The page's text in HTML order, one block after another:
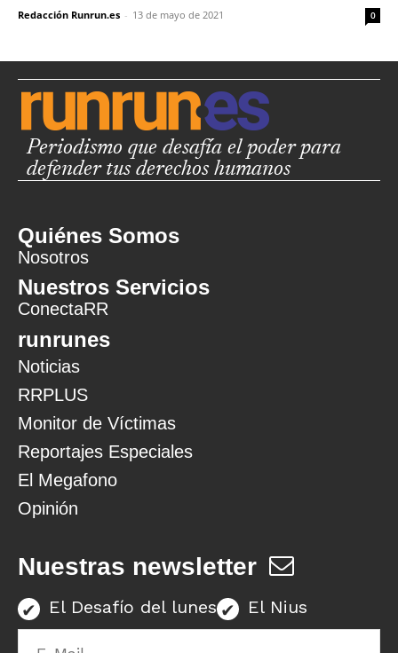
Redacción Runrun.es - 13 de mayo de 2021 0
Periodismo que desafía el poder para
defender tus derechos humanos
Quiénes Somos
Nosotros
Nuestros Servicios
ConectaRR
runrunes
Noticias
RRPLUS
Monitor de Víctimas
Reportajes Especiales
El Megafono
Opinión
Nuestras newsletter
El Desafío del lunes El Nius